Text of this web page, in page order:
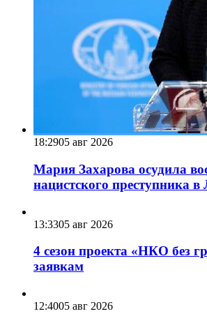
18:2905 авг 2026
Мария Захарова осудила
нацистского преступника в
13:3305 авг 2026
4 сезон проекта «НКО без
заявкам
12:4005 авг 2026